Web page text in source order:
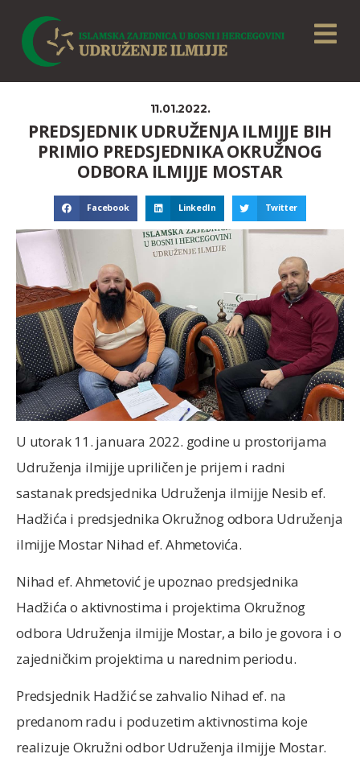
11.01.2022.
PREDSJEDNIK UDRUŽENJA ILMIJJE BIH
PRIMIO PREDSJEDNIKA OKRUŽNOG
ODBORA ILMIJJE MOSTAR
Facebook LinkedIn Twitter
U utorak 11. januara 2022. godine u prostorijama
Udruženja ilmijje upriličen je prijem i radni
sastanak predsjednika Udruženja ilmijje Nesib ef.
Hadžića i predsjednika Okružnog odbora Udruženja
ilmijje Mostar Nihad ef. Ahmetovića.
Nihad ef. Ahmetović je upoznao predsjednika
Hadžića o aktivnostima i projektima Okružnog
odbora Udruženja ilmijje Mostar, a bilo je govora i o
zajedničkim projektima u narednim periodu.
Predsjednik Hadžić se zahvalio Nihad ef. na
predanom radu i poduzetim aktivnostima koje
realizuje Okružni odbor Udruženja ilmijje Mostar.